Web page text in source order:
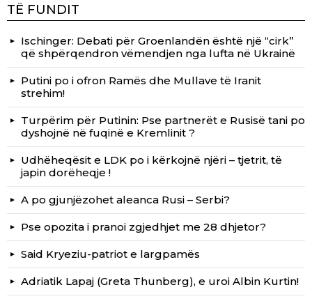
TË FUNDIT
Ischinger: Debati për Groenlandën është një “cirk”
që shpërqendron vëmendjen nga lufta në Ukrainë
Putini po i ofron Ramës dhe Mullave të Iranit
strehim!
Turpërim për Putinin: Pse partnerët e Rusisë tani po
dyshojnë në fuqinë e Kremlinit ?
Udhëheqësit e LDK po i kërkojnë njëri – tjetrit, të
japin dorëheqje !
A po gjunjëzohet aleanca Rusi – Serbi?
Pse opozita i pranoi zgjedhjet me 28 dhjetor?
Said Kryeziu-patriot e largpamës
Adriatik Lapaj (Greta Thunberg), e uroi Albin Kurtin!